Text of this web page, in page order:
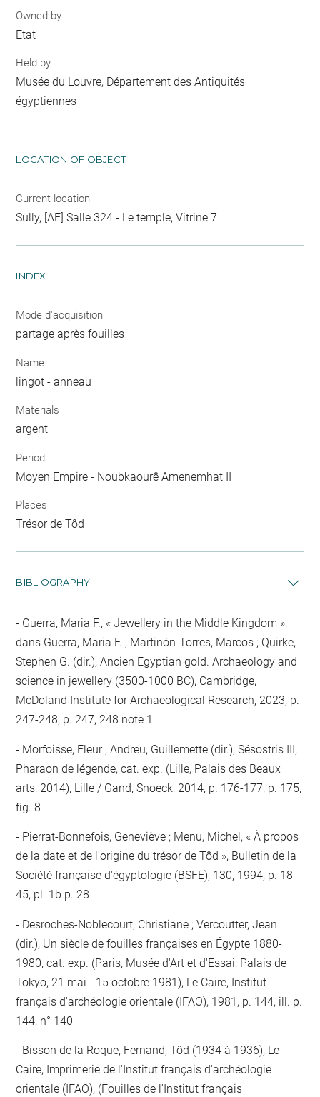
Owned by
Etat
Held by
Musée du Louvre, Département des Antiquités
égyptiennes
LOCATION OF OBJECT
Current location
Sully, [AE] Salle 324 - Le temple, Vitrine 7
INDEX
Mode d'acquisition
partage après fouilles
Name
lingot -anneau
Materials
argent
Period
Moyen Empire - Noubkaourê Amenemhat II
Places
Trésor de Tôd
BIBLIOGRAPHY
Guerra, Maria F., « Jewellery in the Middle Kingdom »,
dans Guerra, Maria F. ; Martinón-Torres, Marcos ; Quirke,
Stephen G. (dir.), Ancien Egyptian gold. Archaeology and
science in jewellery (3500-1000 BC), Cambridge,
McDoland Institute for Archaeological Research, 2023, p.
247-248, p. 247, 248 note 1
Morfoisse, Fleur ; Andreu, Guillemette (dir.), Sésostris III,
Pharaon de légende, cat. exp. (Lille, Palais des Beaux
arts, 2014), Lille / Gand, Snoeck, 2014, p. 176-177, p. 175,
fig. 8
Pierrat-Bonnefois, Geneviève ; Menu, Michel, « À propos
de la date et de l'origine du trésor de Tôd », Bulletin de la
Société française d'égyptologie (BSFE), 130, 1994, p. 18-
45, pl. 1b p. 28
Desroches-Noblecourt, Christiane ; Vercoutter, Jean
(dir.), Un siècle de fouilles françaises en Égypte 1880-
1980, cat. exp. (Paris, Musée d'Art et d'Essai, Palais de
Tokyo, 21 mai - 15 octobre 1981), Le Caire, Institut
français d'archéologie orientale (IFAO), 1981, p. 144, ill. p.
144, n° 140
Bisson de la Roque, Fernand, Tôd (1934 à 1936), Le
Caire, Imprimerie de l'Institut français d'archéologie
orientale (IFAO), (Fouilles de l'Institut français